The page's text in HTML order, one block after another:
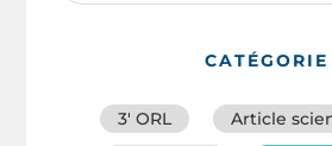
CATÉGORIE
3′ ORL
Article